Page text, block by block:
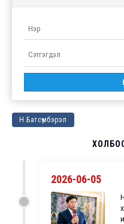
Н.Батсүмбэрэл
2026-06-05